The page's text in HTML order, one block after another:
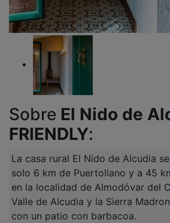
Sobre El Nido de
FRIENDLY:
La casa rural El Nido de Alcudia
solo 6 km de Puertollano y a 45
en la localidad de Almodóvar del
Valle de Alcudia y la Sierra
con un patio con barbacoa.